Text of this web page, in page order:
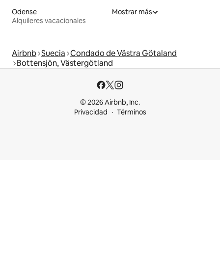
Odense
Alquileres vacacionales
Mostrar más
Airbnb Suecia Condado de Västra Götaland
Bottensjön, Västergötland
© 2026 Airbnb, Inc.
Privacidad
Términos